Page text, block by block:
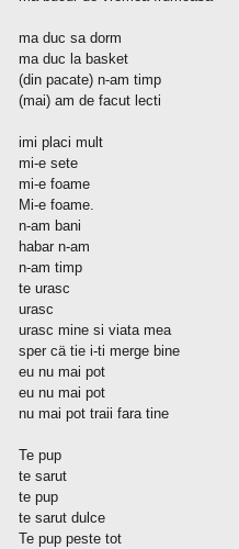
ma duc sa dorm
ma duc la basket
(din pacate) n-am timp
(mai) am de facut lecti
imi placi mult
mi-e sete
mi-e foame
Mi-e foame.
n-am bani
habar n-am
n-am timp
te urasc
urasc
urasc mine si viata mea
sper cä tie i-ti merge bine
eu nu mai pot
eu nu mai pot
nu mai pot traii fara tine
Te pup
te sarut
te pup
te sarut dulce
Te pup peste tot